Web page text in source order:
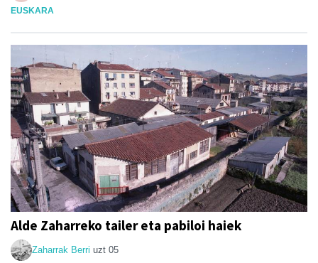
EUSKARA
Alde Zaharreko tailer eta pabiloi haiek
Zaharrak Berri uzt 05